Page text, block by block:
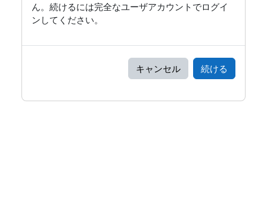
ん。続けるには完全なユーザアカウントでログイ
ンしてください。
キャンセル 続ける